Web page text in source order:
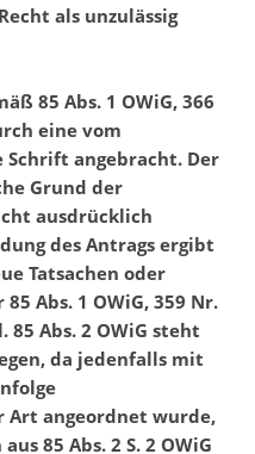
als unzulässig
85 Abs. 1 OWiG, 366
eine vom
angebracht. Der
Grund der
ausdrücklich
des Antrags ergibt
Tatsachen oder
Abs. 1 OWiG, 359 Nr.
85 Abs. 2 OWiG steht
da jedenfalls mit
angeordnet wurde,
85 Abs. 2 S. 2 OWiG